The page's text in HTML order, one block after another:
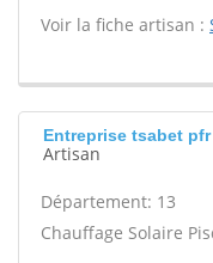
Voir la fiche artisan :
Entreprise tsabet
Artisan
Département: 13
Chauffage Solaire